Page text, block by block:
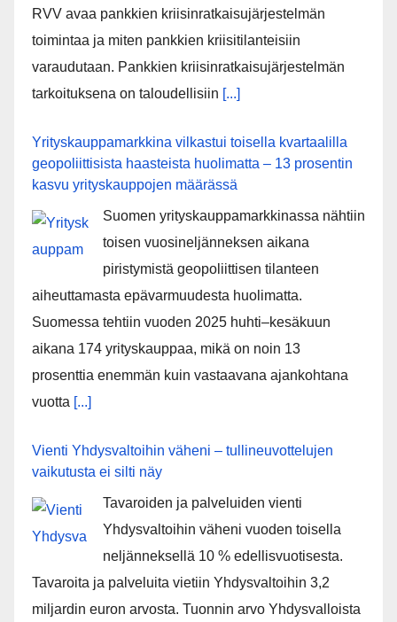
RVV avaa pankkien kriisinratkaisujärjestelmän
toimintaa ja miten pankkien kriisitilanteisiin
varaudutaan. Pankkien kriisinratkaisujärjestelmän
tarkoituksena on taloudellisiin [...]
Yrityskauppamarkkina vilkastui toisella kvartaalilla
geopoliittisista haasteista huolimatta – 13 prosentin
kasvu yrityskauppojen määrässä
Suomen yrityskauppamarkkinassa nähtiin
toisen vuosineljänneksen aikana
piristymistä geopoliittisen tilanteen
aiheuttamasta epävarmuudesta huolimatta.
Suomessa tehtiin vuoden 2025 huhti–kesäkuun
aikana 174 yrityskauppaa, mikä on noin 13
prosenttia enemmän kuin vastaavana ajankohtana
vuotta [...]
Vienti Yhdysvaltoihin väheni – tullineuvottelujen
vaikutusta ei silti näy
Tavaroiden ja palveluiden vienti
Yhdysvaltoihin väheni vuoden toisella
neljänneksellä 10 % edellisvuotisesta.
Tavaroita ja palveluita vietiin Yhdysvaltoihin 3,2
miljardin euron arvosta. Tuonnin arvo Yhdysvalloista